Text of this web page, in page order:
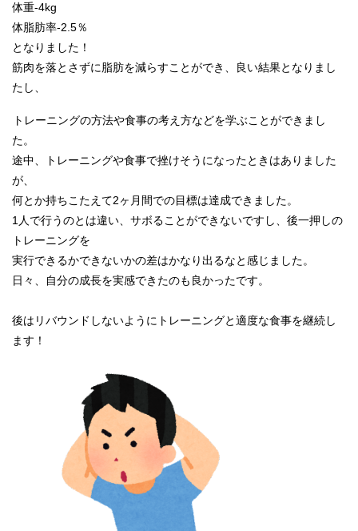
体重-4kg
体脂肪率-2.5％
となりました！
筋肉を落とさずに脂肪を減らすことができ、良い結果となりまし
た し、
トレーニングの方法や食事の考え方などを学ぶことができまし
た。
途中、
トレーニングや食事で挫けそうになったときはありました
が、
何とか持ちこたえて2ヶ月間での目標は達成できました。
1人で行うのとは違い、サボることができないですし、 後一押しの
トレーニングを
実行できるかできないかの差はかなり出るなと感じました。
日々、自分の成長を実感できたのも良かったです。
後はリバウンドしないようにトレーニングと適度な食事を継続し
ます！